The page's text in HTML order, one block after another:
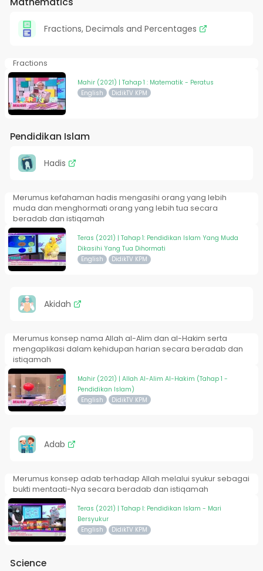
Fractions, Decimals and Percentages
Fractions
Mahir (2021) | Tahap 1 : Matematik - Peratus
English DidikTV KPM
Pendidikan Islam
Hadis
Merumus kefahaman hadis mengasihi orang yang lebih
muda dan menghormati orang yang lebih tua secara
beradab dan istiqamah
Teras (2021) | Tahap 1: Pendidikan Islam Yang Muda
Dikasihi Yang Tua Dihormati
English DidikTV KPM
Akidah
Merumus konsep nama Allah al-Alim dan al-Hakim serta
mengaplikasi dalam kehidupan harian secara beradab dan
istiqamah
Mahir (2021) | Allah Al-Alim Al-Hakim (Tahap 1 -
Pendidikan Islam)
English DidikTV KPM
Adab
Merumus konsep adab terhadap Allah melalui syukur sebagai
bukti mentaati-Nya secara beradab dan istiqamah
Teras (2021) | Tahap I: Pendidikan Islam - Mari
Bersyukur
English DidikTV KPM
Science